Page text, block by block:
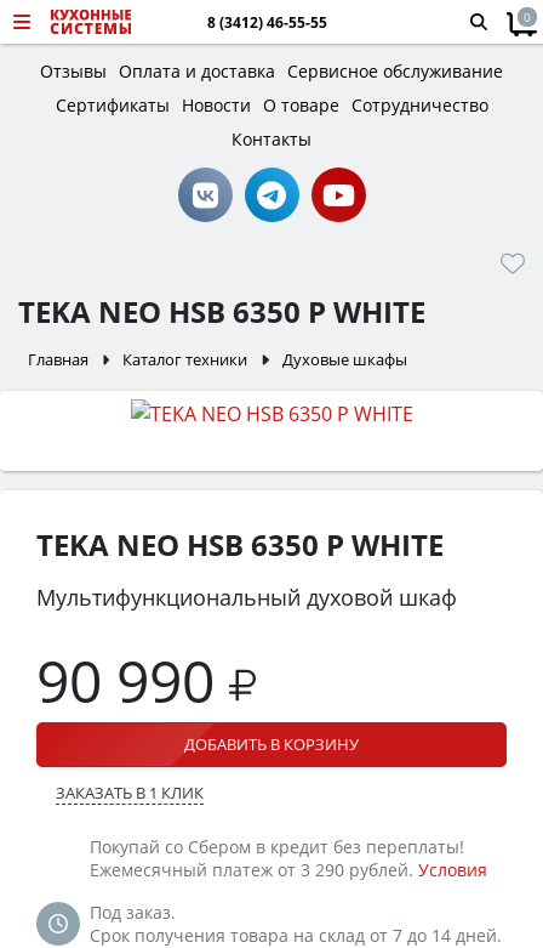
8 (3412) 46-55-55 0
Отзывы Оплата и доставка Сервисное обслуживание
Сертификаты
Новости О товаре Сотрудничество
Контакты
TEKA NEO HSB 6350 P WHITE
Главная Каталог техники Духовые шкафы
TEKA NEO HSB 6350 P WHITE
Мультифункциональный духовой шкаф
90 990
ДОБАВИТЬ В КОРЗИНУ
ЗАКАЗАТЬ В 1 КЛИК
Покупай со Сбером в кредит без переплаты!
Ежемесячный платеж от 3 290 рублей. Условия
Под заказ.
Срок получения товара на склад от 7 до 14 дней.